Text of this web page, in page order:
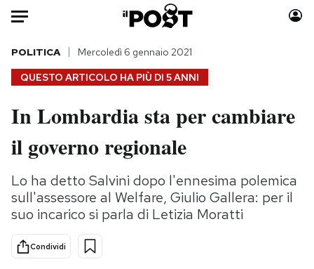
Auto
HOME
Italia
Politica
Tecnologia
Internet
Scienza
Cultura
Economia
Moda
Consumismi
Storie/Idee
Ok Boomer!
Media
QUESTO ARTICOLO HA PIÙ DI 5 ANNI
POLITICA Mercoledì 6 gennaio 2021
In Lombardia sta per cambiare
il governo regionale
Lo ha detto Salvini dopo l'ennesima polemica
sull'assessore al Welfare, Giulio Gallera: per il
suo incarico si parla di Letizia Moratti
Condividi